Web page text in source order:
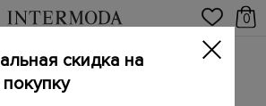
0
/ Женская одежда / Женские блузы
с трикотажными манжетами
скидка на